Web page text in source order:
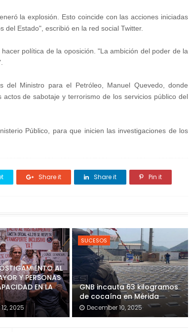
la explosión. Esto coincide con las acciones iniciadas
del Estado", escribió en la red social Twitter.
política de la oposición. "La ambición del poder de la
del Ministro para el Petróleo, Manuel Quevedo, donde
de sabotaje y terrorismo de los servicios público del
Público, para que inicien las investigaciones de los
Share it Share it Pin it
AL
Y PERSONAS
EN LA
2025
SUCESOS
GNB incauta 63 kilogramos
de cocaína en Mérida
December 10, 2025